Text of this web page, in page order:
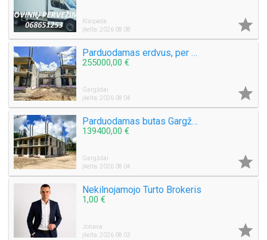
Klaipėda
Įkelta: 2026 08 08

Parduodamas erdvus, per 2 aukštus išplanuotas butas Gargždų miesto parke!
255000,00 €
Gargždai
Įkelta: 2026 08 04

Parduodamas butas Gargždų miesto parke! Nauja statyba!
139400,00 €
Gargždai
Įkelta: 2026 08 04

Nekilnojamojo Turto Brokeris
1,00 €
Jonava
Įkelta: 2026 08 03
